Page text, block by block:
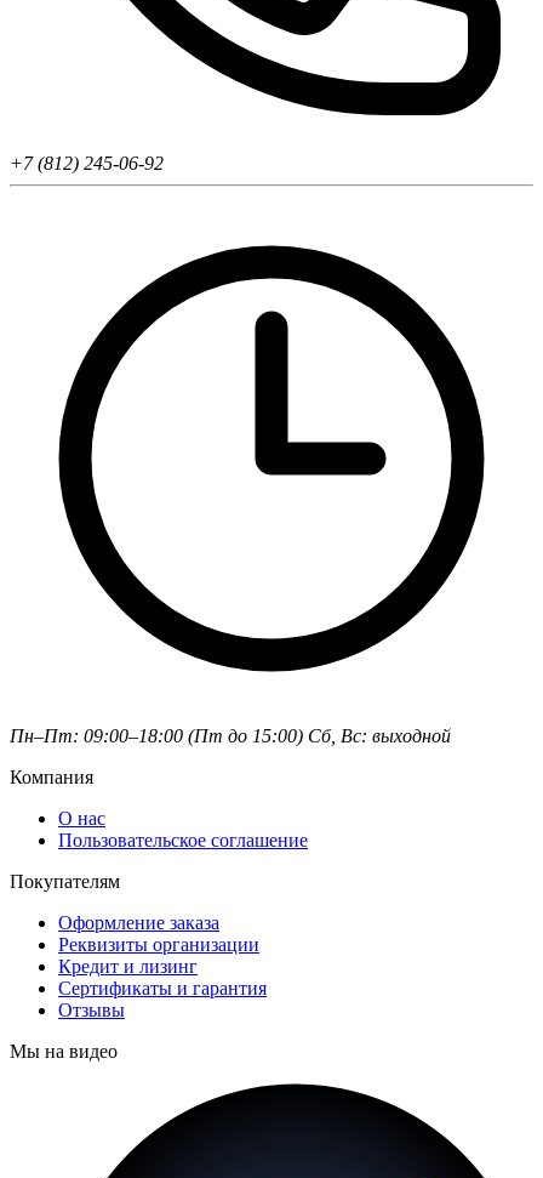
+7 (812) 245-06-92
Пн–Пт: 09:00–18:00 (Пт до 15:00) Сб, Вс: выходной
Компания
О нас
Пользовательское соглашение
Покупателям
Оформление заказа
Реквизиты организации
Кредит и лизинг
Сертификаты и гарантия
Отзывы
Мы на видео